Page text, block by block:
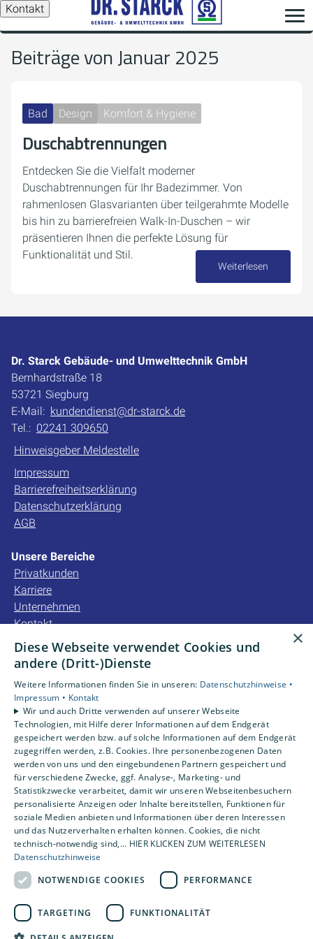
Kontakt
Beiträge von Januar 2025
Bad Design Komfort & Hygiene
Duschabtrennungen
Entdecken Sie die Vielfalt moderner
Duschabtrennungen für Ihr Badezimmer. Von
rahmenlosen Glasvarianten über teilgerahmte Modelle
bis hin zu barrierefreien Walk-In-Duschen – wir
präsentieren Ihnen die perfekte Lösung für
Funktionalität und Stil.
Weiterlesen
Dr. Starck Gebäude- und Umwelttechnik GmbH
Bernhardstraße 18
53721 Siegburg
E-Mail: kundendienst@dr-starck.de
Tel.: 02241 309650
Hinweisgeber Meldestelle
Impressum
Barrierefreiheitserklärung
Datenschutzerklärung
AGB
Unsere Bereiche
Privatkunden
Karriere
Unternehmen
Kontakt
Unsere Bewertungen
4,2
×
Diese Webseite verwendet Cookies und
andere (Dritt-)Dienste
Weitere Informationen finden Sie in unseren: Datenschutzhinweise •
Impressum • Kontakt
Wir und auch Dritte verwenden auf unserer Webseite
Technologien, mit Hilfe derer Informationen auf dem Endgerät
gespeichert werden bzw. auf solche Informationen auf dem Endgerät
zugegriffen werden, z.B. Cookies. Ihre personenbezogenen Daten
werden von uns und den eingebundenen Partnern gespeichert und
für verschiedene Zwecke, ggf. Analyse-, Marketing- und
Statistikzwecke verarbeitet, damit wir unseren Webseitenbesuchern
personalisierte Anzeigen oder Inhalte bereitstellen, Funktionen für
soziale Medien anbieten und Informationen über deren Interessen
und das Nutzerverhalten erhalten können. Cookies, die nicht
technisch-notwendig sind,... HIER KLICKEN ZUM WEITERLESEN
Datenschutzhinweise
NOTWENDIGE COOKIES
PERFORMANCE
TARGETING FUNKTIONALITÄT